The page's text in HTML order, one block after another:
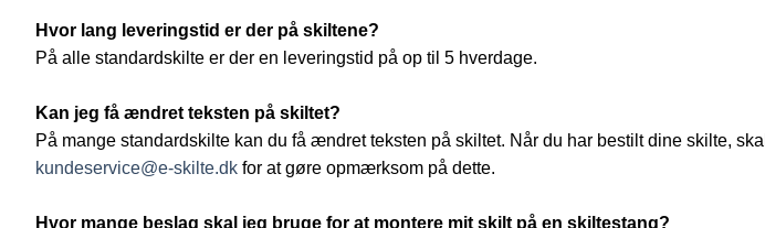
Hvor lang leveringstid er der på skiltene?
På alle standardskilte er der en leveringstid på op til 5 hverdage.
Kan jeg få ændret teksten på skiltet?
På mange standardskilte kan du få ændret teksten på skiltet. Når du har bestilt dine skilte,
kundeservice@e-skilte.dk for at gøre opmærksom på dette.
Hvor mange beslag skal jeg bruge for at montere mit skilt på en skiltestang?